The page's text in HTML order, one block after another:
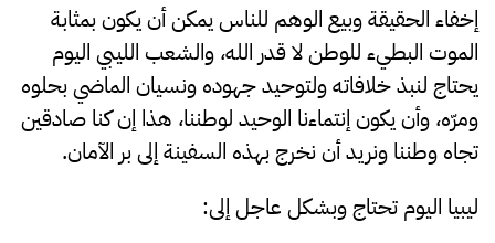
إخفاء الحقيقة وبيع الوهم للناس يمكن أن يكون بمثابة
الموت البطيء للوطن لا قدر الله، والشعب الليبي اليوم
يحتاج لنبذ خلافاته ولتوحيد جهوده ونسيان الماضي بحلوه
ومرّه، وأن يكون إنتماءنا الوحيد لوطننا، هذا إن كنا صادقين
تجاه وطننا ونريد أن نخرج بهذه السفينة إلى بر الآمان.
ليبيا اليوم تحتاج وبشكل عاجل إلى: